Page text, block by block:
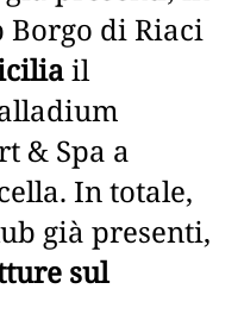
Borgo di Riaci
il
& Spa a
In totale,
già presenti,
sul